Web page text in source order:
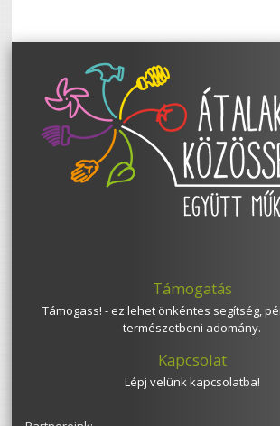
Támogatás
Támogass! - ez lehet önkéntes segítség,
természetbeni adomány.
Kapcsolat
Lépj velünk kapcsolatba!